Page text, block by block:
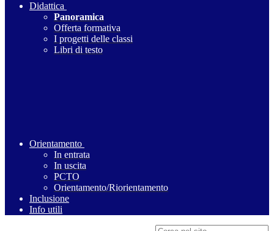
Didattica
Panoramica
Offerta formativa
I progetti delle classi
Libri di testo
Orientamento
In entrata
In uscita
PCTO
Orientamento/Riorientamento
Inclusione
Info utili